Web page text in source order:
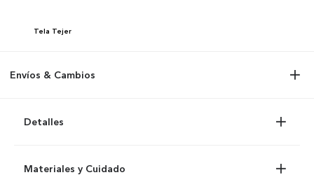
Tela Tejer
Envíos & Cambios
Detalles
Materiales y Cuidado